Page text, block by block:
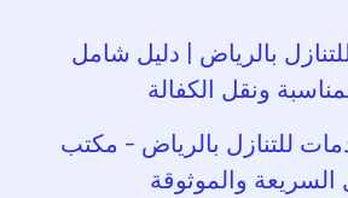
بالرياض | دليل شامل
ونقل الكفالة
للتنازل بالرياض – مكتب
السريعة والموثوقة